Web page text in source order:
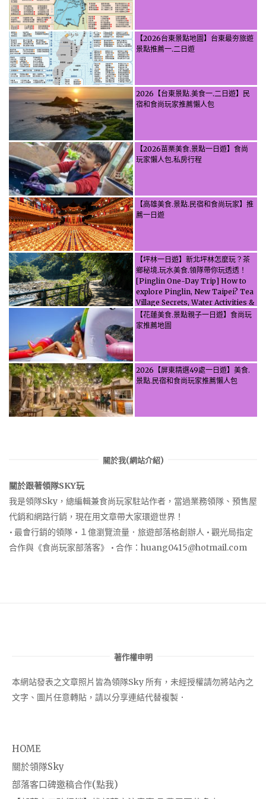
【2026台東景點地圖】台東最夯旅遊
景點推薦一.二日遊
2026【台東景點.美食一.二日遊】民
宿和食尚玩家推薦懶人包
【2026苗栗美食.景點一日遊】食尚
玩家懶人包.私房行程
【高雄美食.景點.民宿和食尚玩家】推
薦一日遊
【坪林一日遊】新北坪林怎麼玩？茶
鄉秘境.玩水美食.領隊帶你玩透透！
[Pinglin One-Day Trip] How to
explore Pinglin, New Taipei? Tea
Village Secrets, Water Activities &
Food, Let the guide take you
through it all!
【花蓮美食.景點親子一日遊】食尚玩
家推薦地圖
2026【屏東精選49處一日遊】美食.
景點.民宿和食尚玩家推薦懶人包
關於我(網站介紹)
關於跟著領隊SKY玩
我是領隊Sky，總編輯兼食尚玩家駐站作者，當過業務領隊、預售屋
代銷和網路行銷，現在用文章帶大家環遊世界！
• 最會行銷的領隊 • １億瀏覽流量．旅遊部落格創辦人 • 觀光局指定
合作與《食尚玩家部落客》 • 合作： huang0415@hotmail.com
著作權申明
本網站發表之文章照片皆為領隊Sky 所有，未經授權請勿將站內之
文字、圖片任意轉貼，請以分享連結代替複製．
HOME
關於領隊Sky
部落客口碑邀稿合作(點我)